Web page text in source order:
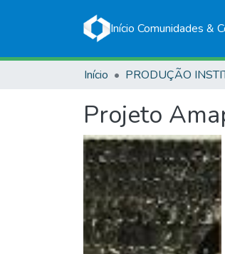
Início Comunidades &
Início
Projeto